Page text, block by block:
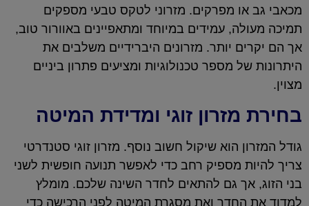
מכאבי גב או מפרקים. מזרוני לטקס טבעי מספקים
תמיכה מעולה, עמידים במיוחד ומתאפיינים באוורור טוב,
אך הם יקרים יותר. מזרונים היברידיים משלבים את
היתרונות של מספר טכנולוגיות ומציעים פתרון ביניים
מצוין.
בחירת מזרון זוגי ומדידת המיטה
גודל המזרון הוא שיקול חשוב נוסף. מזרון זוגי סטנדרטי
צריך להיות מספיק רחב כדי לאפשר תנועה חופשית לשני
בני הזוג, אך גם להתאים לחדר השינה שלכם. מומלץ
למדוד את החדר ואת מסגרת המיטה לפני הרכישה כדי